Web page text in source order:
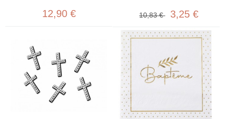
12,90 € 10,83 € 3,25 €